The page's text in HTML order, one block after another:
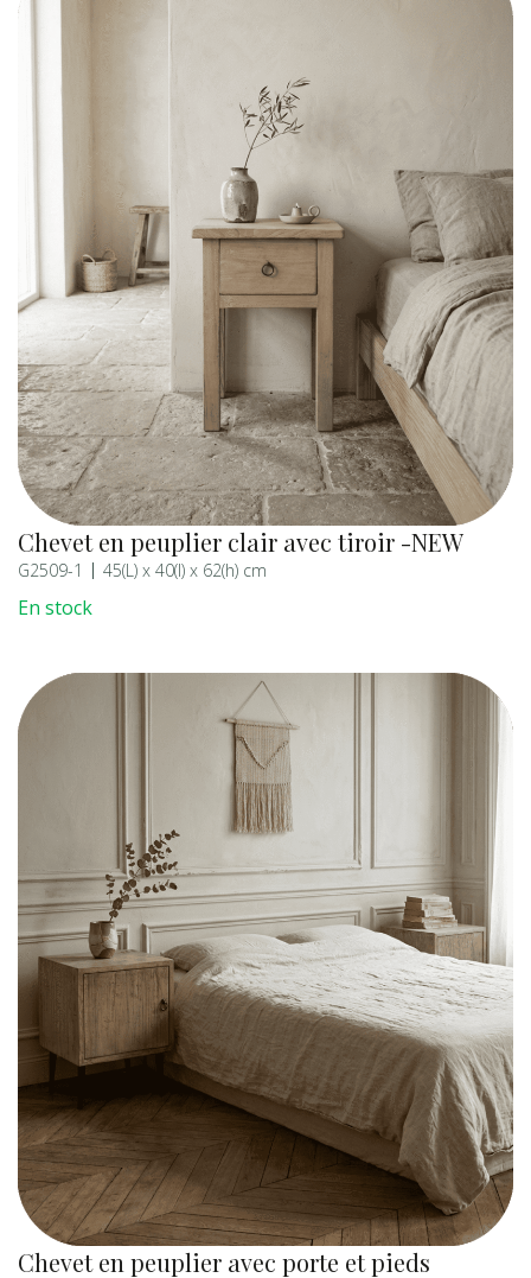
Chevet en peuplier clair avec tiroir -NEW
G2509-1 45(L) x 40(l) x 62(h) cm
En stock
Chevet en peuplier avec porte et pieds